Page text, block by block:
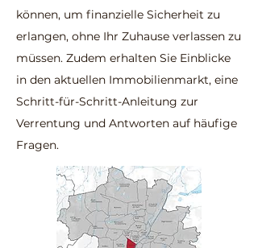
können, um finanzielle Sicherheit zu
erlangen, ohne Ihr Zuhause verlassen zu
müssen. Zudem erhalten Sie Einblicke
in den aktuellen Immobilienmarkt, eine
Schritt-für-Schritt-Anleitung zur
Verrentung und Antworten auf häufige
Fragen.